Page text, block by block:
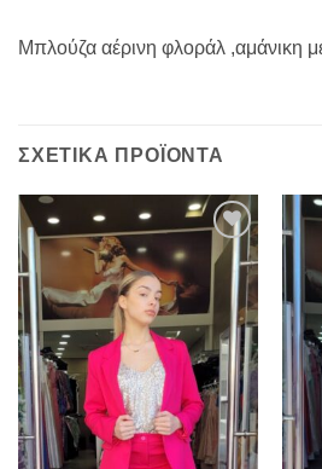
Μπλούζα αέρινη φλοράλ ,αμάνικη
ΣΧΕΤΙΚΆ ΠΡΟΪΌΝΤΑ
Προσθήκη
αγαπημένα